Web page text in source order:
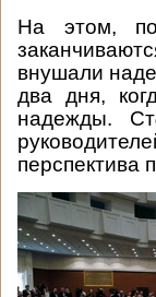
На этом,
внушали
два дня,
надежды. Ст
перспектива